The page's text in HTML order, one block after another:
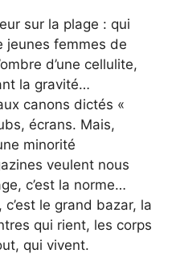
sur la plage : qui
jeunes femmes de
d’une cellulite,
la gravité…
canons dictés «
écrans. Mais,
minorité
veulent nous
c’est la norme…
c’est le grand bazar, la
qui rient, les corps
qui vivent.